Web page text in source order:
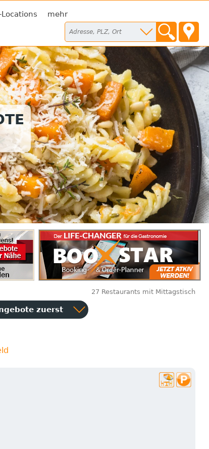
mehr
27 Restaurants mit Mittagstisch
zuerst